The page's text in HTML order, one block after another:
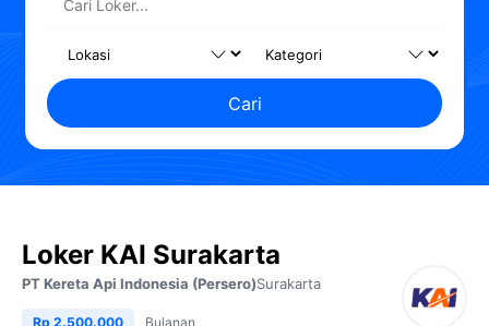
Cari
Loker KAI Surakarta
PT Kereta Api Indonesia (Persero)Surakarta
Rp 2.500.000 Bulanan